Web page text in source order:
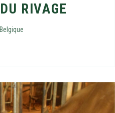
RIVAGE